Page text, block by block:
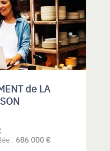
de LA
: 686 000 €